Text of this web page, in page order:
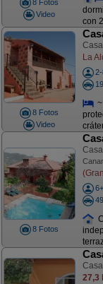
8 Fotos
Video
con
8 Fotos
Video
La
8 Fotos
27,3